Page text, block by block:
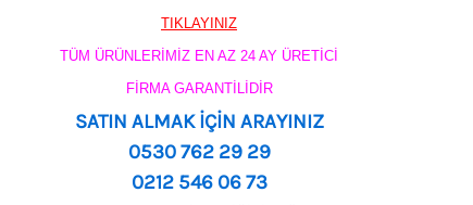
TIKLAYINIZ
TÜM ÜRÜNLERİMİZ EN AZ 24 AY ÜRETİCİ
FİRMA GARANTİLİDİR
SATIN ALMAK İÇİN ARAYINIZ
0530 762 29 29
0212 546 06 73